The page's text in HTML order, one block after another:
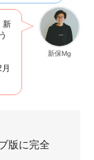
新保Mg
新
版に完全